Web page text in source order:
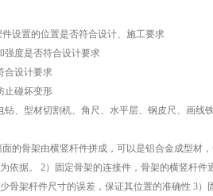
设置的位置是否符合设计、施工要求
强度是否符合设计要求
合设计要求
止碰坏变形
、型材切割机、角尺、水平层、钢皮尺、画线
的骨架由横竖杆件拼成，可以是铝合金成型
依据。 2）固定骨架的连接件，骨架的横竖杆
骨架杆件尺寸的误差，保证其位置的准确性 3